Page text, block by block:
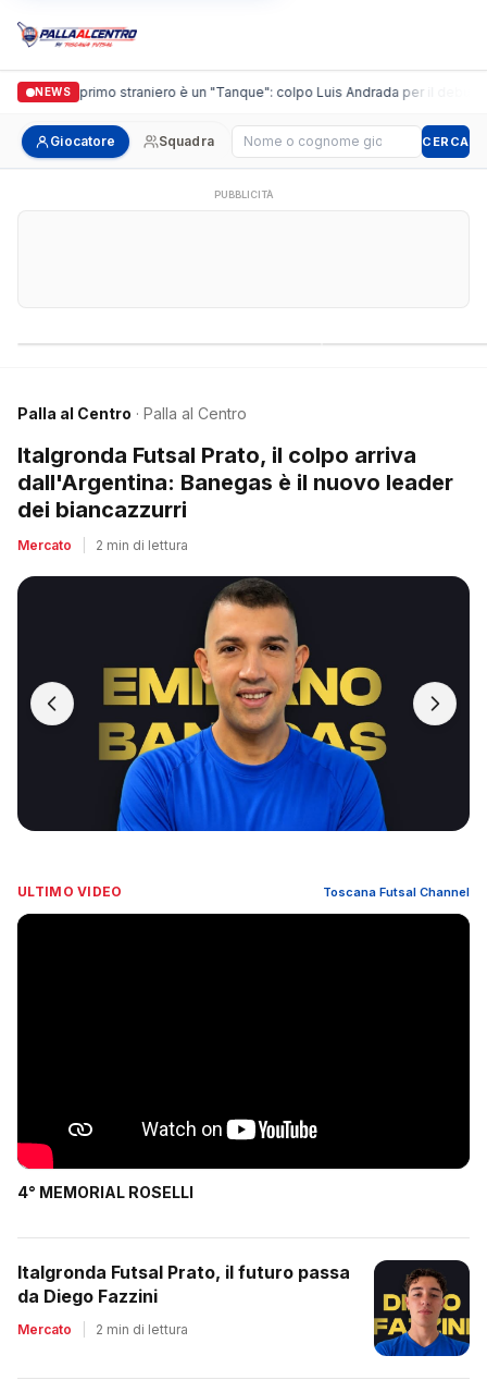
NEWS
il primo straniero è un "Tanque": colpo Luis Andrada per il debutto in
Giocatore Squadra Cerca giocatore CERCA
PUBBLICITÀ
Palla al Centro · Palla al Centro
Italgronda Futsal Prato, il colpo arriva
dall'Argentina: Banegas è il nuovo leader
dei biancazzurri
Mercato 2 min di lettura
ULTIMO VIDEO Toscana Futsal Channel
4° MEMORIAL ROSELLI
Italgronda Futsal Prato, il futuro passa
da Diego Fazzini
Mercato 2 min di lettura